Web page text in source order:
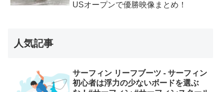
USオープンで優勝映像まとめ！
人気記事
サーフィン リーフブーツ - サーフィン
初心者は浮力の少ないボードを選ぶ